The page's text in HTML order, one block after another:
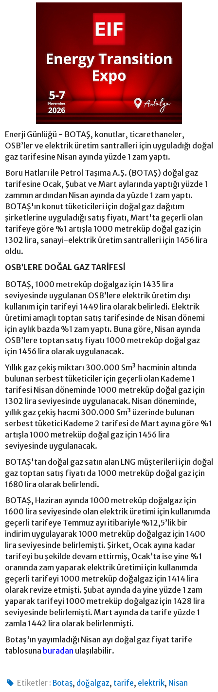
Enerji Günlüğü - BOTAŞ, konutlar, ticarethaneler,
OSB’ler ve elektrik üretim santralleri için uyguladığı doğal
gaz tarifesine Nisan ayında yüzde 1 zam yaptı.
Boru Hatları ile Petrol Taşıma A.Ş. (BOTAŞ) doğal gaz
tarifesine Ocak, Şubat ve Mart aylarında yaptığı yüzde 1
zammın ardından Nisan ayında da yüzde 1 zam yaptı.
BOTAŞ'ın konut tüketicileri için doğal gaz dağıtım
şirketlerine uyguladığı satış fiyatı, Mart'ta geçerli olan
tarifeye göre %1 artışla 1000 metreküp doğal gaz için
1302 lira, sanayi-elektrik üretim santralleri için 1456 lira
oldu.
OSB’LERE DOĞAL GAZ TARİFESİ
BOTAŞ, 1000 metreküp doğalgaz için 1435 lira
seviyesinde uygulanan OSB’lere elektrik üretim dışı
kullanım için tarifeyi 1449 lira olarak belirledi. Elektrik
üretimi amaçlı toptan satış tarifesinde de Nisan dönemi
için aylık bazda %1 zam yaptı. Buna göre, Nisan ayında
OSB’lere toptan satış fiyatı 1000 metreküp doğal gaz
için 1456 lira olarak uygulanacak.
Yıllık gaz çekiş miktarı 300.000 Sm³ hacminin altında
bulunan serbest tüketiciler için geçerli olan Kademe 1
tarifesi Nisan döneminde 1000 metreküp doğal gaz için
1302 lira seviyesinde uygulanacak. Nisan döneminde,
yıllık gaz çekiş hacmi 300.000 Sm³ üzerinde bulunan
serbest tüketici Kademe 2 tarifesi de Mart ayına göre %1
artışla 1000 metreküp doğal gaz için 1456 lira
seviyesinde uygulanacak.
BOTAŞ'tan doğal gaz satın alan LNG müşterileri için doğal
gaz toptan satış fiyatı da 1000 metreküp doğal gaz için
1680 lira olarak belirlendi.
BOTAŞ, Haziran ayında 1000 metreküp doğalgaz için
1600 lira seviyesinde olan elektrik üretimi için kullanımda
geçerli tarifeye Temmuz ayı itibariyle %12,5’lik bir
indirim uygulayarak 1000 metreküp doğalgaz için 1400
lira seviyesinde belirlemişti. Şirket, Ocak ayına kadar
tarifeyi bu şekilde devam ettirmiş, Ocak’ta ise yine %1
oranında zam yaparak elektrik üretimi için kullanımda
geçerli tarifeyi 1000 metreküp doğalgaz için 1414 lira
olarak revize etmişti. Şubat ayında da yine yüzde 1 zam
yaparak tarifeyi 1000 metreküp doğalgaz için 1428 lira
seviyesinde belirlemişti. Mart ayında da tarife yüzde 1
zamla 1442 lira olarak belirlenmişti.
Botaş'ın yayımladığı Nisan ayı doğal gaz fiyat tarife
tablosuna buradan ulaşılabilir.
Etiketler : Botaş, doğalgaz, tarife, elektrik, Nisan